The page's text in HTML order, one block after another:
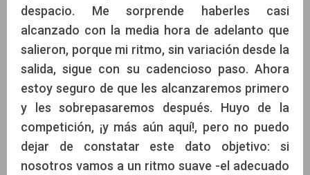
despacio. Me sorprende haberles casi
alcanzado con la media hora de adelanto que
salieron, porque mi ritmo, sin variación desde la
salida, sigue con su cadencioso paso. Ahora
estoy seguro de que les alcanzaremos primero
y les sobrepasaremos después. Huyo de la
competición, ¡y más aún aquí!, pero no puedo
dejar de constatar este dato objetivo: si
nosotros vamos a un ritmo suave -el adecuado